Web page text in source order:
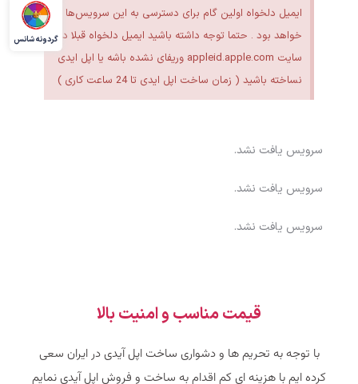
ایمیل دلخواه اولین گام برای دسترسی به این سرویس‌ها
خواهد بود . حتما توجه داشته باشید ایمیل دلخواه قبلا در
سایت appleid.apple.com وریفای نشده باشه یا اپل ایدی
نساخته باشید ( زمان ساخت اپل ایدی تا 24 ساعت کاری )
سرویس یافت نشد.
سرویس یافت نشد.
سرویس یافت نشد.
قیمت مناسب و امنیت بالا
با توجه به تحریم ها و دشواری ساخت اپل آیدی در ایران سعی
کرده ایم با هزینه ای کم اقدام به ساخت و فروش اپل آیدی نمایم
گردونه شانس